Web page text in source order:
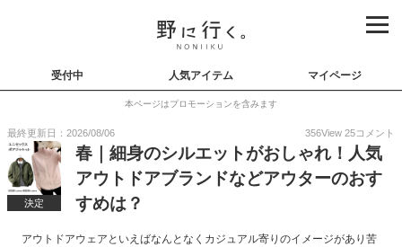
受付中 人気アイテム マイページ
本ページはプロモーションを含みます
最終更新日：2026/08/06 356View 25コメント
決定
春｜細身のシルエットがおしゃれ！人気
アウトドアブランドなどアウターのおす
すめは？
アウトドアウェアといえばなんとなくカジュアル寄りのイメージがあり苦